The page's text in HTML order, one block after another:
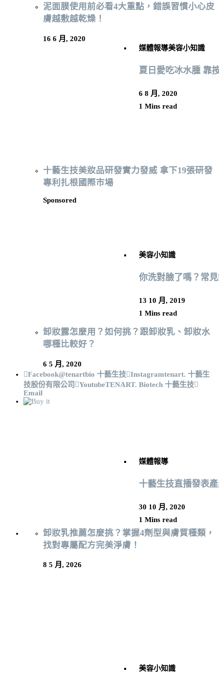
媒體報導美容小知識
夏日愛吃冰水腫 靠
6 8 月, 2020
1 Mins read
美容小知識
你洗對臉了嗎？常
13 10 月, 2019
1 Mins read
媒體報導
十藝生技直播發表
30 10 月, 2020
1 Mins read
美容小知識
泥面膜使用前必看4大重點，錯誤習慣小心皮
膚越敷越乾燥！
16 6 月, 2020
十藝生技美妝品研發實力發威 拿下19張研發
專利扎根國際巿場
Sponsored
卸妝露怎麼用？如何挑？跟卸妝乳、卸妝水
哪種比較好？
6 5 月, 2020
Facebook@tenartbio 十藝生技 Instagramtenart. 十藝生
技股份有限公司
YoutubeTENART. Biotech 十藝生技
Email
卸妝乳推薦怎麼挑？掌握4劑型與膚質種類，
找對專屬配方完美淨膚！
8 5 月, 2026